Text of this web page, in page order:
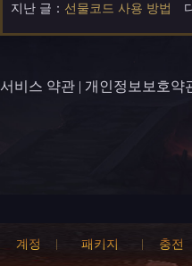
지난 글： 선물코드 사용 방법
서비스 약관 | 개인정보보호약
계정 패키지 충전